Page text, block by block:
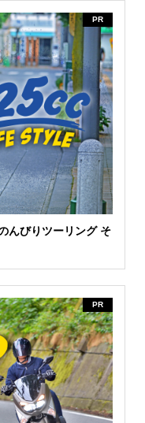
PR
んびりツーリング そ
PR